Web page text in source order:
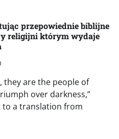
przepowiednie biblijne
religijni którym wydaje
they are the people of
over darkness,”
to a translation from